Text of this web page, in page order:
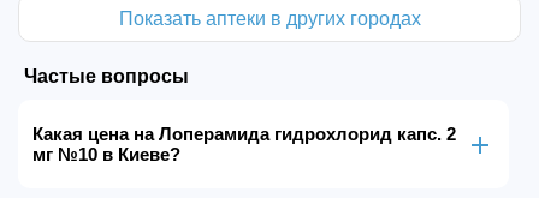
Показать аптеки в других городах
Частые вопросы
Какая цена на Лоперамида гидрохлорид капс. 2
мг №10 в Киеве?